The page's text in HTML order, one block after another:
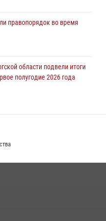
правопорядок во время
области подвели итоги
полугодие 2026 года